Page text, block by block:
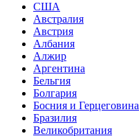
США
Австралия
Австрия
Албания
Алжир
Аргентина
Бельгия
Болгария
Босния и Герцеговина
Бразилия
Великобритания